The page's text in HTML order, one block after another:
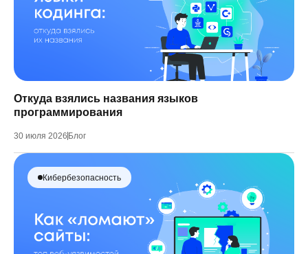
Откуда взялись названия языков
программирования
30 июля 2026 Блог
Кибербезопасность